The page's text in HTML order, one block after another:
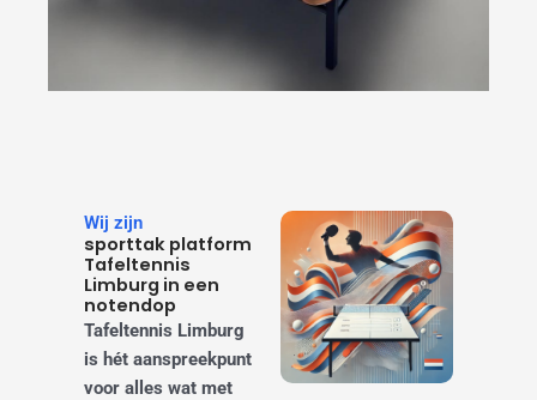
Wij zijn
sporttak platform
Tafeltennis
Limburg in een
notendop
Tafeltennis Limburg
is hét aanspreekpunt
voor alles wat met